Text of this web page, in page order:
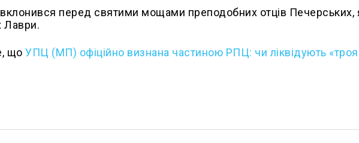
перед святими мощами преподобних отців Печерських,
Лаври.
щоУПЦ (МП) офіційно визнана частиною РПЦ: чи ліквідують